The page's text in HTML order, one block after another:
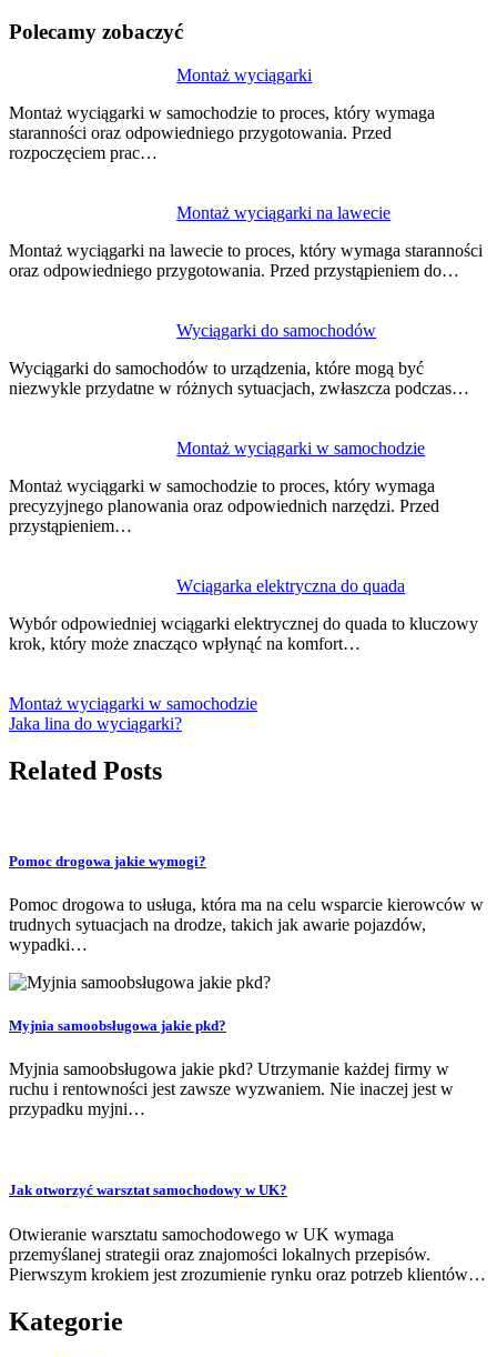
Polecamy zobaczyć
Montaż wyciągarki
Montaż wyciągarki w samochodzie to proces, który wymaga
staranności oraz odpowiedniego przygotowania. Przed
rozpoczęciem prac…
Montaż wyciągarki na lawecie
Montaż wyciągarki na lawecie to proces, który wymaga staranności
oraz odpowiedniego przygotowania. Przed przystąpieniem do…
Wyciągarki do samochodów
Wyciągarki do samochodów to urządzenia, które mogą być
niezwykle przydatne w różnych sytuacjach, zwłaszcza podczas…
Montaż wyciągarki w samochodzie
Montaż wyciągarki w samochodzie to proces, który wymaga
precyzyjnego planowania oraz odpowiednich narzędzi. Przed
przystąpieniem…
Wciągarka elektryczna do quada
Wybór odpowiedniej wciągarki elektrycznej do quada to kluczowy
krok, który może znacząco wpłynąć na komfort…
wpisu
Montaż wyciągarki w samochodzie
Jaka lina do wyciągarki?
Related Posts
Pomoc drogowa jakie wymogi?
Pomoc drogowa to usługa, która ma na celu wsparcie kierowców w
trudnych sytuacjach na drodze, takich jak awarie pojazdów,
wypadki…
Myjnia samoobsługowa jakie pkd?
Myjnia samoobsługowa jakie pkd? Utrzymanie każdej firmy w
ruchu i rentowności jest zawsze wyzwaniem. Nie inaczej jest w
przypadku myjni…
Jak otworzyć warsztat samochodowy w UK?
Otwieranie warsztatu samochodowego w UK wymaga
przemyślanej strategii oraz znajomości lokalnych przepisów.
Pierwszym krokiem jest zrozumienie rynku oraz potrzeb klientów…
Kategorie